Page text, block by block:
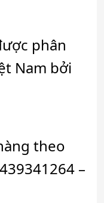
phân
Nam bởi
theo
–